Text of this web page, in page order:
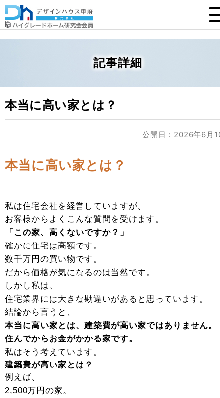
記事詳細
本当に高い家とは？
公開日：2026年6月
本当に高い家とは？
私は住宅会社を経営していますが、
お客様からよくこんな質問を受けます。
「この家、高くないですか？」
確かに住宅は高額です。
数千万円の買い物です。
だから価格が気になるのは当然です。
しかし私は、
住宅業界には大きな勘違いがあると思っています。
結論から言うと、
本当に高い家とは、建築費が高い家ではありません。
住んでからお金がかかる家です。
私はそう考えています。
建築費が高い家とは？
例えば、
2,500万円の家。